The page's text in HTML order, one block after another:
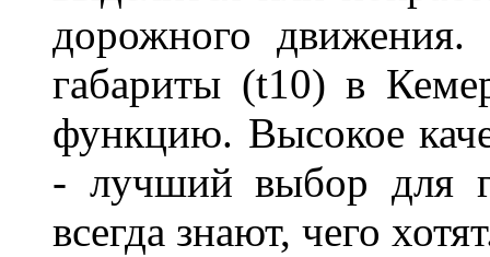
дорожного
габариты (t10) в
функцию. Высокое
- лучший выбор для
всегда знают, чего